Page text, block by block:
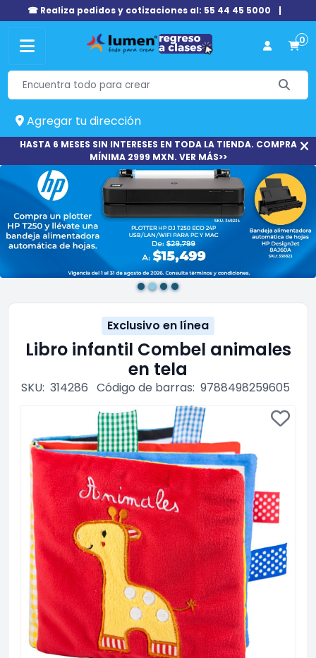
☎ Realiza pedidos y cotizaciones al: 55 44 45 5000 |
0
Agregar tu dirección
HASTA 6 MESES SIN INTERESES EN TODA LA TIENDA. COMPRA
MÍNIMA 2999 MXN. VER MÁS>>
Exclusivo en línea
Libro infantil Combel animales
en tela
SKU: 314286 Código de barras: 9788498259605